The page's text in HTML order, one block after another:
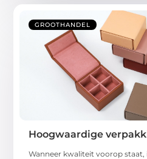
GROOTHANDEL
Hoogwaardige
Wanneer kwaliteit voorop staat,